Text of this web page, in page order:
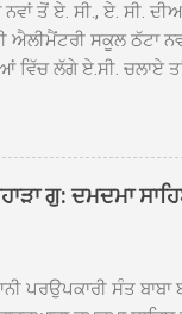
ਤੋਂ ਏ. ਸੀ., ਏ. ਸੀ.
ਐਲੀਮੈਂਟਰੀ ਸਕੂਲ ਠੱਟਾ
ਵਿੱਚ ਲੱਗੇ ਏ.ਸੀ. ਚਲਾਏ
ਛੁੱਟੀਆਂ ਦੌਰਾਨ ਵੀ
ਹੈ। ਇਸ ਮੌਕੇ ਸਕੂਲ
ਵਿੱਚ ਪਿਛਲੇ ਸਾਲ ਤਿੰਨ
ਕੀਤੀ ਸੀ। ਉਨ੍ਹਾਂ
ਗੁ: ਦਮਦਮਾ
ਪਰਉਪਕਾਰੀ ਸੰਤ